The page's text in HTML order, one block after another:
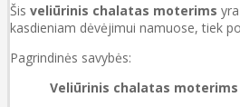
Šis veliūrinis chalatas moterims
kasdieniam dėvėjimui namuose, tiek
Pagrindinės savybės:
Veliūrinis chalatas moterims